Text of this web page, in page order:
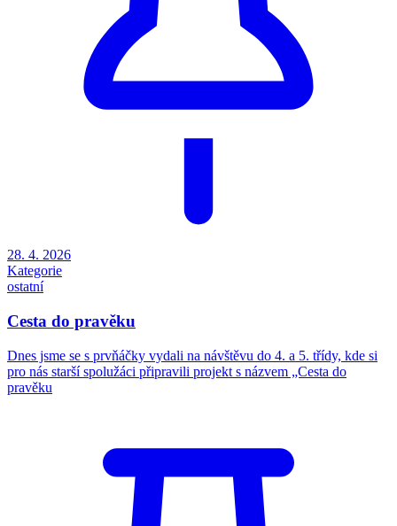
28. 4. 2026
Kategorie
ostatní
Cesta do pravěku
Dnes jsme se s prvňáčky vydali na návštěvu do 4. a 5. třídy, kde si
pro nás starší spolužáci připravili projekt s názvem „Cesta do
pravěku